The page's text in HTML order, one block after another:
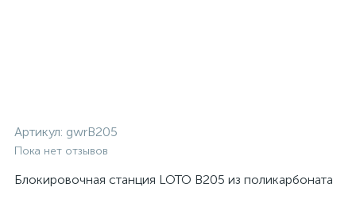
Артикул: gwrB205
Пока нет отзывов
Блокировочная станция LOTO В205 из поликарбоната